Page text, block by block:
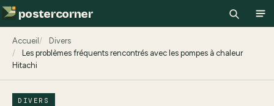
postercorner
Accueil
Divers
Les problèmes fréquents rencontrés avec les pompes à chaleur
Hitachi
DIVERS